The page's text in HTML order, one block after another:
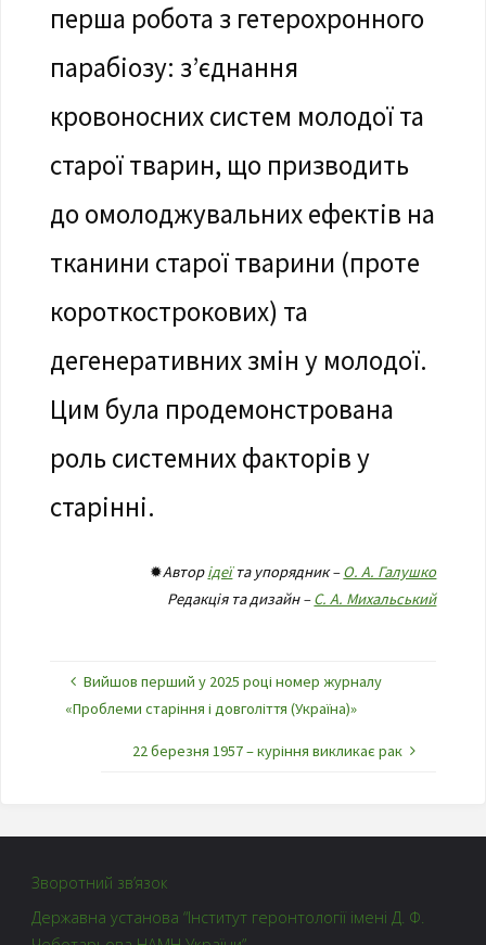
перша робота з гетерохронного
парабіозу: з’єднання
кровоносних систем молодої та
старої тварин, що призводить
до омолоджувальних ефектів на
тканини старої тварини (проте
короткострокових) та
дегенеративних змін у молодої.
Цим була продемонстрована
роль системних факторів у
старінні.
✹Авторідеїта упорядник –О. А. Галушко
Редакція та дизайн –С. А. Михальський
Вийшов перший у 2025 році номер журналу
«Проблеми старіння і довголіття (Україна)»
22 березня 1957 – куріння викликає рак
Зворотний зв’язок
Державна установа “Інститут геронтології імені Д. Ф.